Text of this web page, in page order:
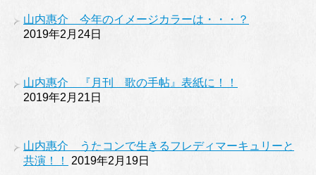
山内惠介 今年のイメージカラーは・・・？
2019年2月24日
山内惠介 『月刊 歌の手帖』表紙に！！
2019年2月21日
山内惠介 うたコンで生きるフレディマーキュリーと
共演！！
2019年2月19日